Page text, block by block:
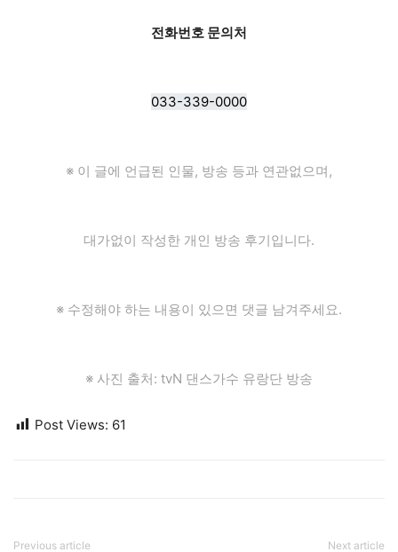
전화번호 문의처
033-339-0000
※ 이 글에 언급된 인물, 방송 등과 연관없으며,
대가없이 작성한 개인 방송 후기입니다.
※ 수정해야 하는 내용이 있으면 댓글 남겨주세요.
※ 사진 출처: tvN 댄스가수 유랑단 방송
Post Views: 61
Previous article Next article